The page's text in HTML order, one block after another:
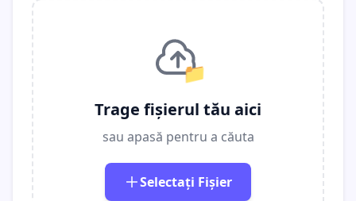
📁
Trage fișierul tău aici
sau apasă pentru a căuta
Selectați Fișier